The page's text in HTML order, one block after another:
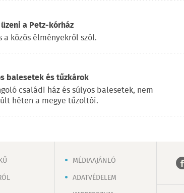
a Petz-kórház
közös élményekről szól.
balesetek és tűzkárok
családi ház és súlyos balesetek, nem
héten a megye tűzoltói.
MÉDIAAJÁNLÓ
ADATVÉDELEM